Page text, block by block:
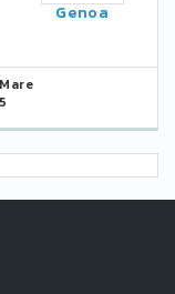
Genoa